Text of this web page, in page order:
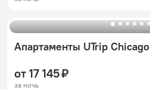
Апартаменты UTrip Chicago
от 17 145 ₽
за ночь